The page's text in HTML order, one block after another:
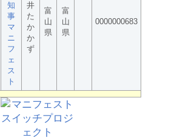
知
事
マ
ニ
フ
ェ
ス
ト
井
た
か
か
ず
富
山
県
富
山
県
0000000683